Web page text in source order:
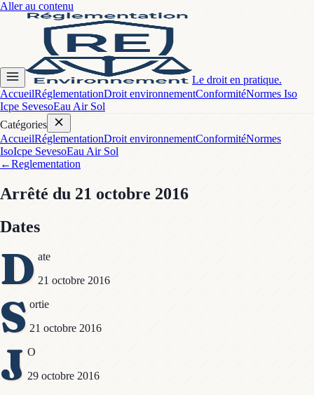
Aller au contenu
Le droit en pratique.
AccueilRéglementationDroit environnementConformitéNormes Iso
Icpe SevesoEau Air Sol
Catégories
AccueilRéglementationDroit environnementConformitéNormes
IsoIcpe SevesoEau Air Sol
←Reglementation
Arrêté du 21 octobre 2016
Dates
D ate
21 octobre 2016
S ortie
21 octobre 2016
J O
29 octobre 2016